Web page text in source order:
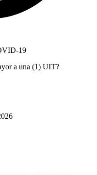
19
a una (1) UIT?